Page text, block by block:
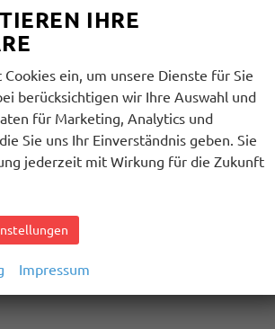
und Radfahrer
IHRE
ein, um unsere Dienste für Sie
berücksichtigen wir Ihre Auswahl und
für Marketing, Analytics und
Sie uns Ihr Einverständnis geben. Sie
jederzeit mit Wirkung für die Zukunft
Impressum